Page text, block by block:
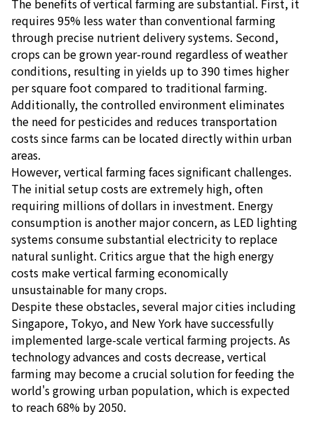
requires 95% less water than conventional farming
through precise nutrient delivery systems. Second,
crops can be grown year-round regardless of weather
conditions, resulting in yields up to 390 times higher
per square foot compared to traditional farming.
Additionally, the controlled environment eliminates
the need for pesticides and reduces transportation
costs since farms can be located directly within urban
areas.
However, vertical farming faces significant challenges.
The initial setup costs are extremely high, often
requiring millions of dollars in investment. Energy
consumption is another major concern, as LED lighting
systems consume substantial electricity to replace
natural sunlight. Critics argue that the high energy
costs make vertical farming economically
unsustainable for many crops.
Despite these obstacles, several major cities including
Singapore, Tokyo, and New York have successfully
implemented large-scale vertical farming projects. As
technology advances and costs decrease, vertical
farming may become a crucial solution for feeding the
world's growing urban population, which is expected
to reach 68% by 2050.